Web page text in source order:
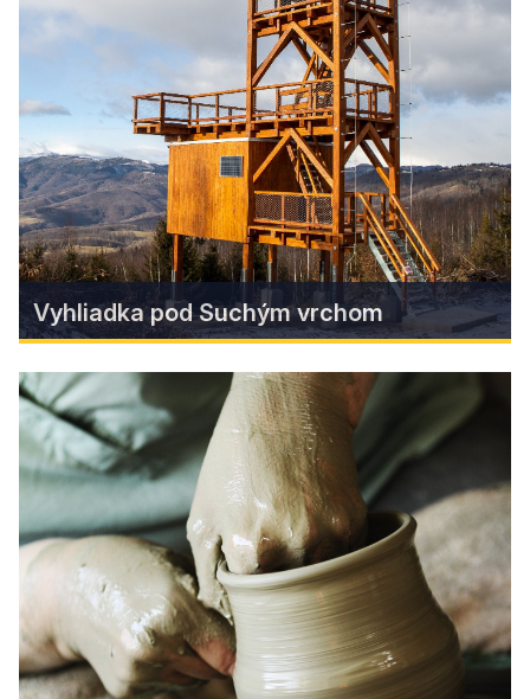
Historická budova bývalej klinčiarne v Muránskej
Hute, ktorá ešte donedávna chátrala, sa po
rozsiahlej obnove stala novým centrom života
obce. Projekt spojil ochranu kultúrneho
dedičstva s rozvojom cestovného ruchu a
vytvoril atraktívne zázemie pre návštevníkov
Národného parku Muránska planina.
Zistiť viac
Vyhliadka pod Suchým vrchom
Vyhliadka pod Suchým vrchom
Vyhliadka s útulňou pod Suchým vrchom ponúka
jedinečný zážitok na trase Cesty hrdinov SNP a
láka všetkých, ktorí túžia po pokoji prírody,
panoramatických výhľadoch a aktívnom
oddychu.
Zistiť viac